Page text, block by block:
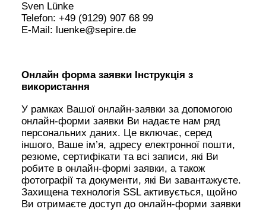
Sven Lünke
Telefon: +49 (9129) 907 68 99
E-Mail: luenke@sepire.de
Онлайн форма заявки Інструкція з
використання
У рамках Вашої онлайн-заявки за допомогою
онлайн-форми заявки Ви надаєте нам ряд
персональних даних. Це включає, серед
іншого, Ваше ім’я, адресу електронної пошти,
резюме, сертифікати та всі записи, які Ви
робите в онлайн-формі заявки, а також
фотографії та документи, які Ви завантажуєте.
Захищена технологія SSL активується, щойно
Ви отримаєте доступ до онлайн-форми заявки